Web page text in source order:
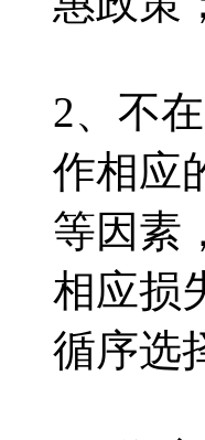
2、不
作相应
等因素
相应损
循序选